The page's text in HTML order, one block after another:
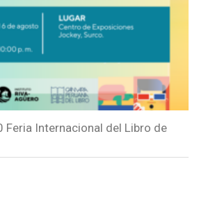
Feria Internacional del Libro de